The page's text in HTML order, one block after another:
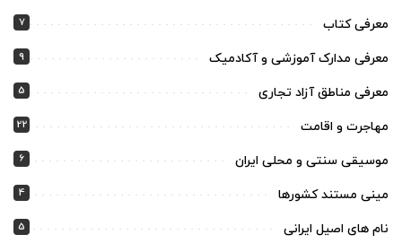
معرفی کتاب 7
معرفی مدارک آموزشی و آکادمیک 9
معرفی مناطق آزاد تجاری 5
مهاجرت و اقامت 22
موسیقی سنتی و محلی ایران 6
مینی مستند کشورها 4
نام های اصیل ایرانی 5